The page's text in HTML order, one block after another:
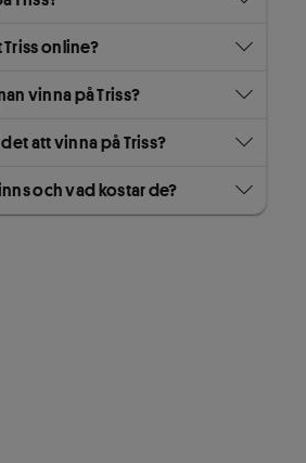
online?
vinna på Triss?
att vinna på Triss?
och vad kostar de?